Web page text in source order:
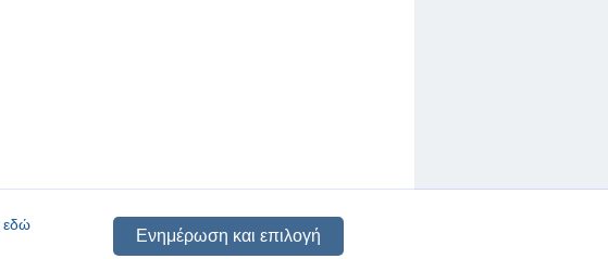
εδώ
Ενημέρωση και επιλογή